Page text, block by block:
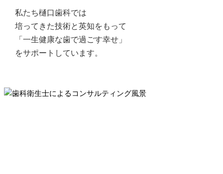
私たち樋口歯科では
培ってきた技術と英知をもって
「一生健康な歯で過ごす幸せ」
をサポートしています。